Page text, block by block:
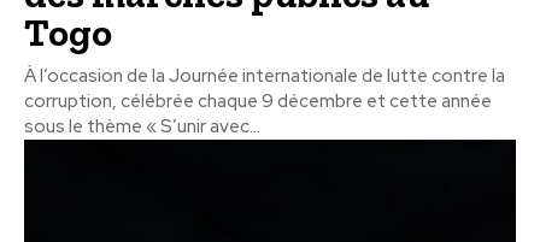
Togo
À l’occasion de la Journée internationale de lutte contre la
corruption, célébrée chaque 9 décembre et cette année
sous le thème « S’unir avec...